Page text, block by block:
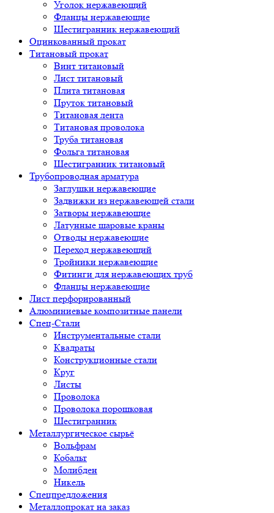
Уголок нержавеющий
Фланцы нержавеющие
Шестигранник нержавеющий
Оцинкованный прокат
Титановый прокат
Винт титановый
Лист титановый
Плита титановая
Пруток титановый
Титановая лента
Титановая проволока
Труба титановая
Фольга титановая
Шестигранник титановый
Трубопроводная арматура
Заглушки нержавеющие
Задвижки из нержавеющей стали
Затворы нержавеющие
Латунные шаровые краны
Отводы нержавеющие
Переход нержавеющий
Тройники нержавеющие
Фитинги для нержавеющих труб
Фланцы нержавеющие
Лист перфорированный
Алюминиевые композитные панели
Спец-Стали
Инструментальные стали
Квадраты
Конструкционные стали
Круг
Листы
Проволока
Проволока порошковая
Шестигранник
Металлургическое сырьё
Вольфрам
Кобальт
Молибден
Никель
Спецпредложения
Металлопрокат на заказ